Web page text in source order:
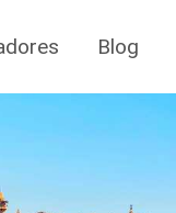
Blog